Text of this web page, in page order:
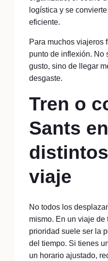
logística y se
eficiente.
Para muchos viajeros
punto de inflexión. No
gusto, sino de llegar
desgaste.
Tren o
Sants en
viaje
No todos los
mismo. En un viaje de
prioridad suele ser la
del tiempo. Si tienes
un horario ajustado,